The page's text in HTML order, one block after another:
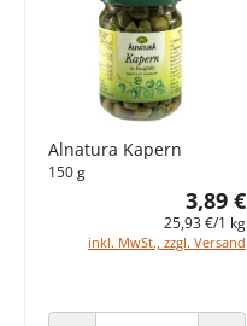
Alnatura Kapern
150 g
3,89 €
25,93 €/1 kg
inkl. MwSt., zzgl. Versand